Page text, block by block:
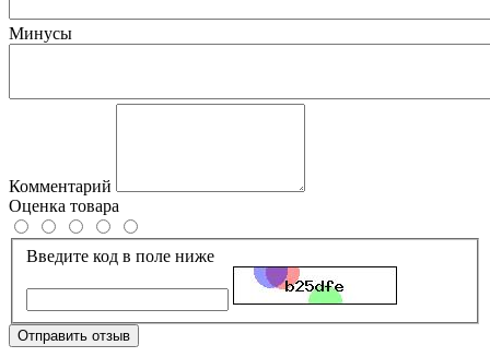
Минусы
Комментарий
Оценка товара
Введите код в поле ниже
Отправить отзыв